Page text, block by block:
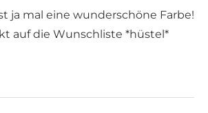
ja mal eine wunderschöne Farbe!
auf die Wunschliste *hüstel*